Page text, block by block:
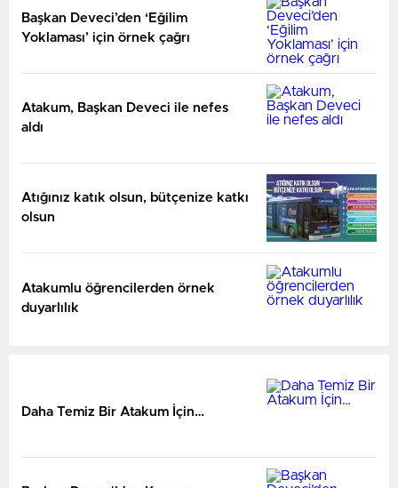
Başkan Deveci’den ‘Eğilim
Yoklaması’ için örnek çağrı
Atakum, Başkan Deveci ile nefes
aldı
Atığınız katık olsun, bütçenize katkı
olsun
Atakumlu öğrencilerden örnek
duyarlılık
Daha Temiz Bir Atakum İçin…